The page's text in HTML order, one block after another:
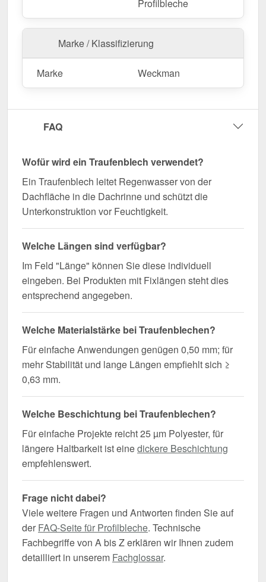
Kantteil mühelos durch Sägen gekürzt werden.
Jetzt Traufenblech | 5 x 5 cm | 95° bestellen –
Passgenau für Ihr Projekt & schnell geliefert!
Langlebig, wetterfest, individuell auf Maß – bestellen
Sie jetzt und profitieren Sie von schneller Lieferung!
Wegen Sonderanfertigung vom Widerruf ausgeschlossen
Profilbleche
Marke / Klassifizierung
Marke Weckman
FAQ
Wofür wird ein Traufenblech verwendet?
Ein Traufenblech leitet Regenwasser von der
Dachfläche in die Dachrinne und schützt die
Unterkonstruktion vor Feuchtigkeit.
Welche Längen sind verfügbar?
Im Feld "Länge" können Sie diese individuell
eingeben. Bei Produkten mit Fixlängen steht dies
entsprechend angegeben.
Welche Materialstärke bei Traufenblechen?
Für einfache Anwendungen genügen 0,50 mm; für
mehr Stabilität und lange Längen empfiehlt sich ≥
0,63 mm.
Welche Beschichtung bei Traufenblechen?
Für einfache Projekte reicht 25 µm Polyester, für
längere Haltbarkeit ist einedickere Beschichtung
empfehlenswert.
Frage nicht dabei?
Viele weitere Fragen und Antworten finden Sie auf
der FAQ-Seite für Profilbleche. Technische
Fachbegriffe von A bis Z erklären wir Ihnen zudem
detailliert in unserem Fachglossar.